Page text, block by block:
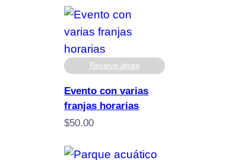
Reserve ahora
Evento con varias
franjas horarias
$50.00